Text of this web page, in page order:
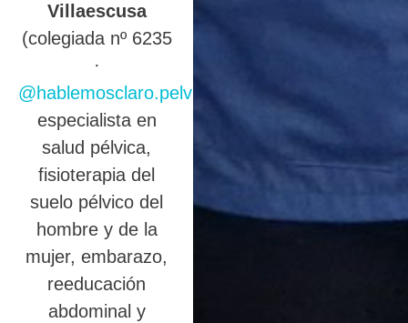
Villaescusa
(colegiada nº 6235
·
@hablemosclaro.pelvic
),
especialista en
salud pélvica,
fisioterapia del
suelo pélvico del
hombre y de la
mujer, embarazo,
reeducación
abdominal y